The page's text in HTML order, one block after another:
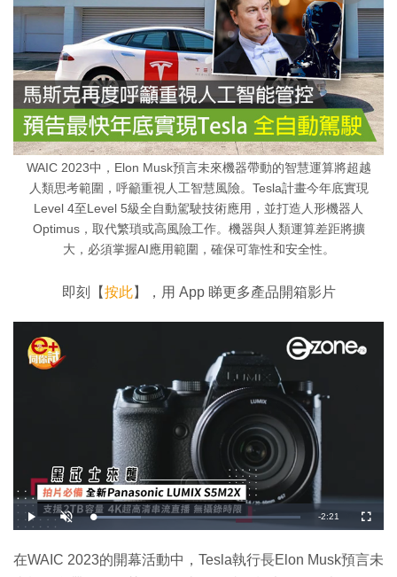
WAIC 2023中，Elon Musk預言未來機器帶動的智慧運算將超越
人類思考範圍，呼籲重視人工智慧風險。Tesla計畫今年底實現
Level 4至Level 5級全自動駕駛技術應用，並打造人形機器人
Optimus，取代繁瑣或高風險工作。機器與人類運算差距將擴
大，必須掌握AI應用範圍，確保可靠性和安全性。
即刻【按此】，用 App 睇更多產品開箱影片
播
放
開
啟
載
入
:
2
剩
-2:21
全
螢
在WAIC 2023的開幕活動中，Tesla執行長Elon Musk預言未